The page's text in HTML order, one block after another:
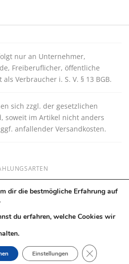
nur an Unternehmer,
Freiberuflicher, öffentliche
Verbraucher i. S. V. § 13 BGB.
sich zzgl. der gesetzlichen
soweit im Artikel nicht anders
anfallender Versandkosten.
KONTAKT
LIMITED - www.myddym.com -
vorbehalten.
dir die bestmögliche Erfahrung auf
du erfahren, welche Cookies wir
Einstellungen GDPR